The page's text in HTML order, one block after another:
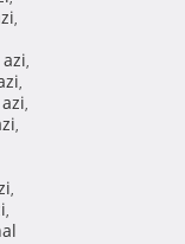
,
,
,
,
,
,
,